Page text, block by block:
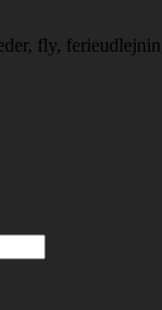
fly,